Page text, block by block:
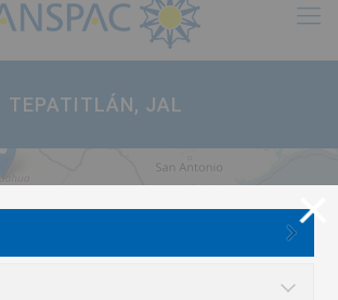
TEPATITLÁN, JAL